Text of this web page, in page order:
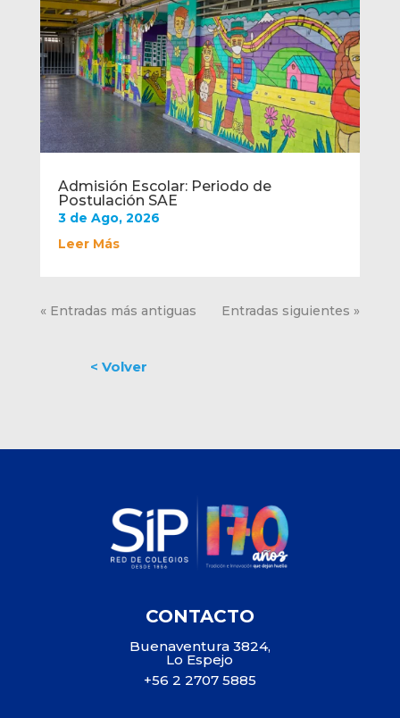
Admisión Escolar: Periodo de
Postulación SAE
3 de Ago, 2026
Leer Más
« Entradas más antiguas Entradas siguientes »
CONTACTO
Buenaventura 3824,
Lo Espejo
+56 2 2707 5885